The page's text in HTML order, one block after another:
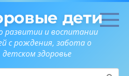
дети
развитии и воспитании
с рождения, забота о
детском здоровье